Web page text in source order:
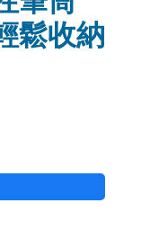
鬆收納